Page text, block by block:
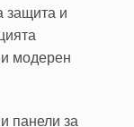
защита и
модерен
панели за